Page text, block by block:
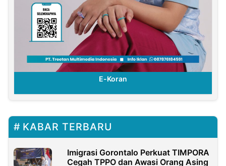
E-Koran
KABAR TERBARU
Imigrasi Gorontalo Perkuat TIMPORA
Cegah TPPO dan Awasi Orang Asing